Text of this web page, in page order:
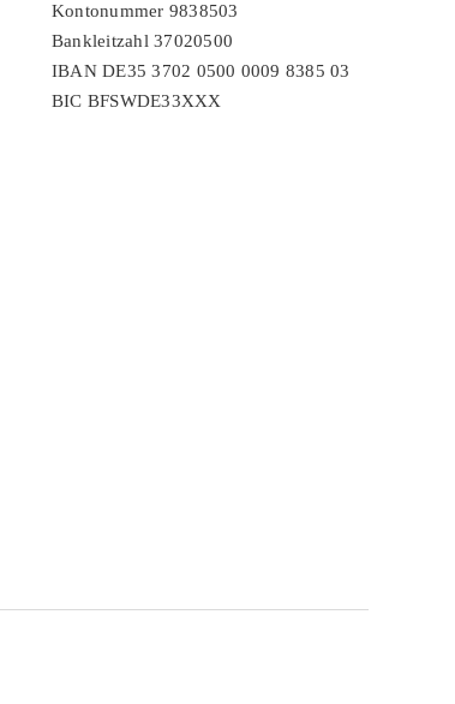
Kontonummer 9838503
Bankleitzahl 37020500
IBAN DE35 3702 0500 0009 8385 03
BIC BFSWDE33XXX